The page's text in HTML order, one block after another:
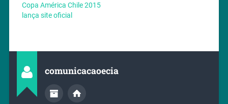
Copa América Chile 2015
lança site oficial
comunicacaoecia